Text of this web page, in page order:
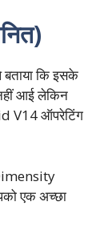
कि इसके
आई लेकिन
V14 ऑपरेटिंग
एक अच्छा